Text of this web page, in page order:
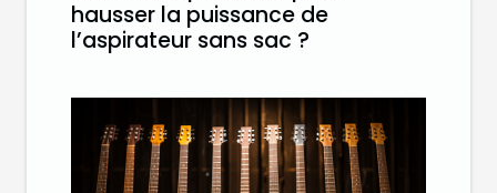
hausser la puissance de
l’aspirateur sans sac ?